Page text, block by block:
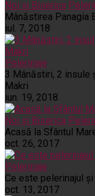
Noi și Biserica
Mânăstirea Panagia
iul. 7, 2018
Pelerinaje
3 Mânăstiri, 2 insule
Makri
iun. 19, 2018
Noi și Biserica
Acasă la Sfântul
oct. 26, 2017
Pelerinaje
Ce este pelerinajul
oct. 13, 2017